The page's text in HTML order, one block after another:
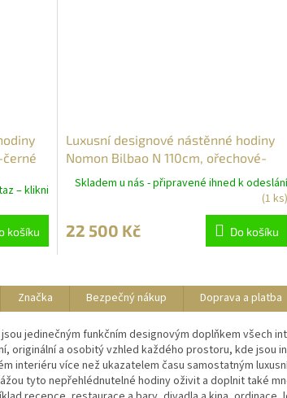
černé
– klikni
košíku
Luxusní designové nástěnné hodiny
Nomon Bilbao N 110cm, ořechové-
černé
Skladem u nás - připravené ihned k odeslání
(1 ks)
22 500 Kč Do košíku
Značka Bezpečný nákup Doprava a platba
jedinečným funkčním designovým doplňkem všech
originální a osobitý vzhled každého prostoru, kde jsou
interiéru více než ukazatelem času samostatným
tyto nepřehlédnutelné hodiny oživit a doplnit také